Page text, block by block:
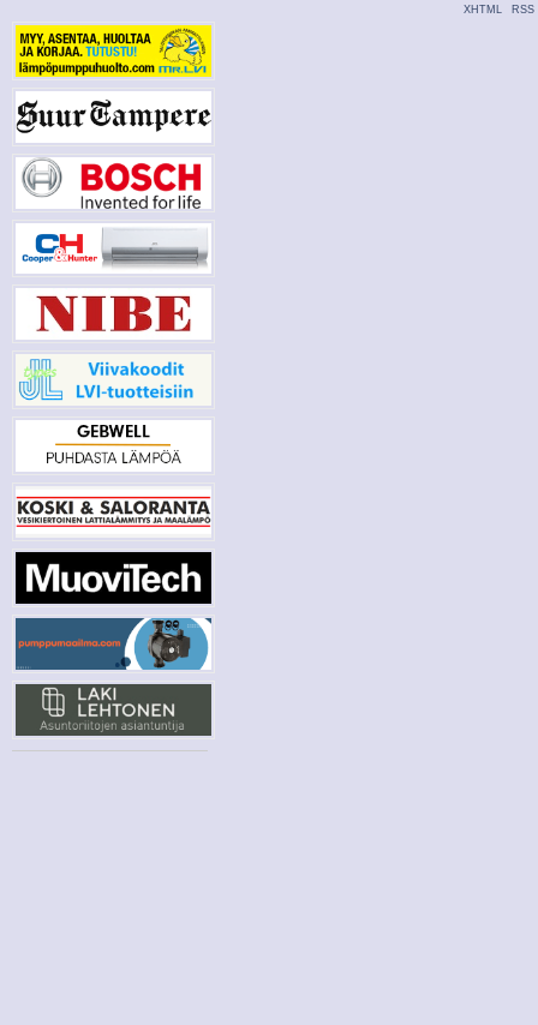
XHTML
RSS